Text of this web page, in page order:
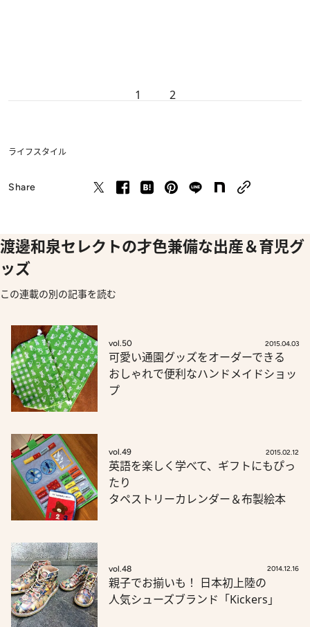
1 2
ライフスタイル
Share
渡邊和泉セレクトの才色兼備な出産＆育児グ
ッズ
この連載の別の記事を読む
vol.50 2015.04.03
可愛い通園グッズをオーダーできる
おしゃれで便利なハンドメイドショッ
プ
vol.49 2015.02.12
英語を楽しく学べて、ギフトにもぴっ
たり
タペストリーカレンダー＆布製絵本
vol.48 2014.12.16
親子でお揃いも！ 日本初上陸の
人気シューズブランド「Kickers」